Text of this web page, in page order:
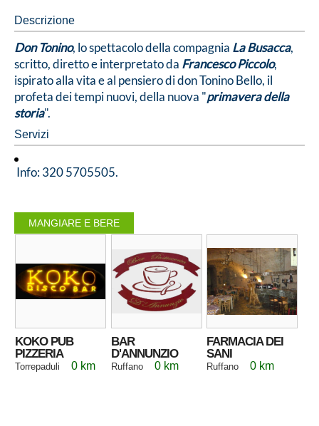
Descrizione
Don Tonino, lo spettacolo della compagnia La Busacca,
scritto, diretto e interpretato da Francesco Piccolo,
ispirato alla vita e al pensiero di don Tonino Bello, il
profeta dei tempi nuovi, della nuova "primavera della
storia".
Servizi
Info: 320 5705505.
MANGIARE E BERE
KOKO PUB
PIZZERIA
Torrepaduli 0 km
BAR
D'ANNUNZIO
Ruffano 0 km
FARMACIA DEI
SANI
Ruffano 0 km